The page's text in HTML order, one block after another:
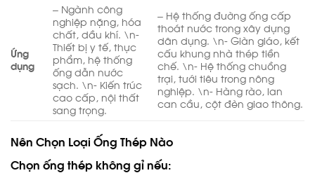
Ứng
dụng
– Ngành công
nghiệp nặng, hóa
chất, dầu khí. \n-
Thiết bị y tế, thực
phẩm, hệ thống
ống dẫn nước
sạch. \n- Kiến trúc
cao cấp, nội thất
sang trọng.
– Hệ thống đường ống cấp
thoát nước trong xây dựng
dân dụng. \n- Giàn giáo, kết
cấu khung nhà thép tiền
chế. \n- Hệ thống chuồng
trại, tưới tiêu trong nông
nghiệp. \n- Hàng rào, lan
can cầu, cột đèn giao thông.
Nên Chọn Loại Ống Thép Nào
Chọn ống thép không gỉ nếu: